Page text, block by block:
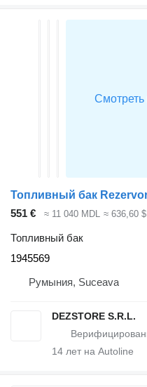
551 € ≈ 11 040 MDL ≈ 636,60 $
Топливный бак
1945569
Румыния, Suceava
DEZSTORE S.R.L.
14 лет на Autoline